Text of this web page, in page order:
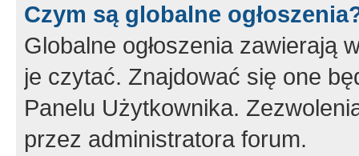
Czym są globalne
Globalne ogłoszenia zawierają
je czytać. Znajdować się one
Panelu Użytkownika.
przez administratora forum.